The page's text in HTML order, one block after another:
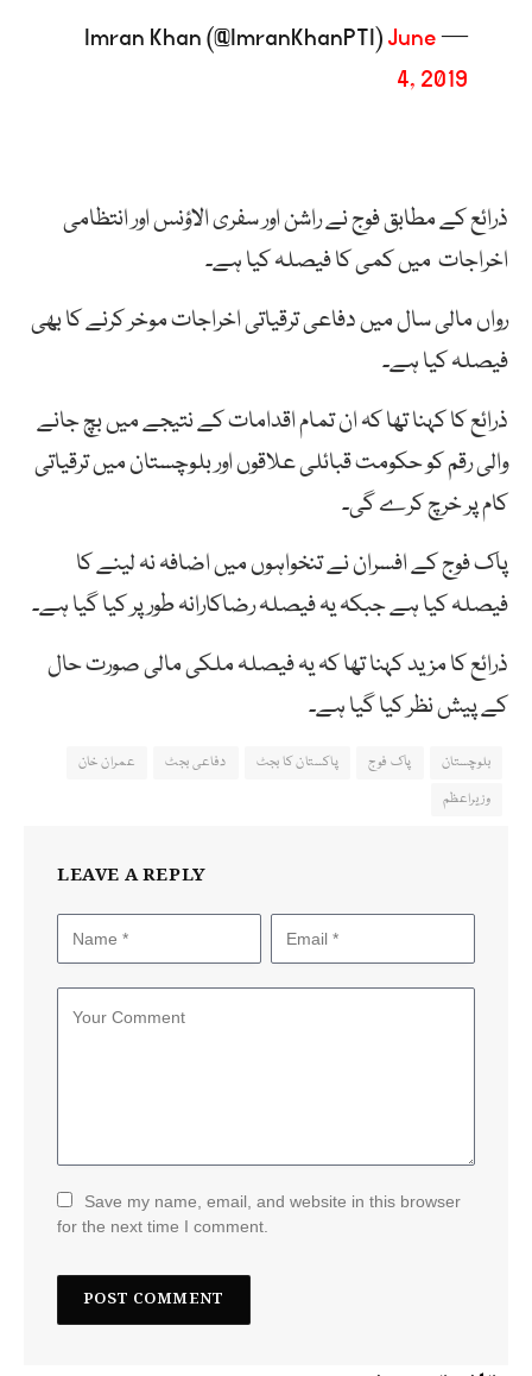
— Imran Khan (@ImranKhanPTI)
June
4, 2019
ذرائع کے مطابق فوج نے راشن اور سفری الاؤنس اور انتظامی
اخراجات میں کمی کا فیصلہ کیا ہے۔
رواں مالی سال میں دفاعی ترقیاتی اخراجات موخر کرنے کا بھی
فیصلہ کیا ہے۔
ذرائع کا کہنا تھا کہ ان تمام اقدامات کے نتیجے میں بچ جانے
والی رقم کو حکومت قبائلی علاقوں اور بلوچستان میں ترقیاتی
کام پر خرچ کرے گی۔
پاک فوج کے افسران نے تنخواہوں میں اضافہ نہ لینے کا
فیصلہ کیا ہے جبکہ یہ فیصلہ رضاکارانہ طور پر کیا گیا ہے۔
ذرائع کا مزید کہنا تھا کہ یہ فیصلہ ملکی مالی صورت حال
کے پیش نظر کیا گیا ہے۔
بلوچستان پاک فوج پاکستان کا بجٹ دفاعی بجٹ
عمران خان
وزیراعظم
LEAVE A REPLY
Save my name, email, and website in this browser
for the next time I comment.